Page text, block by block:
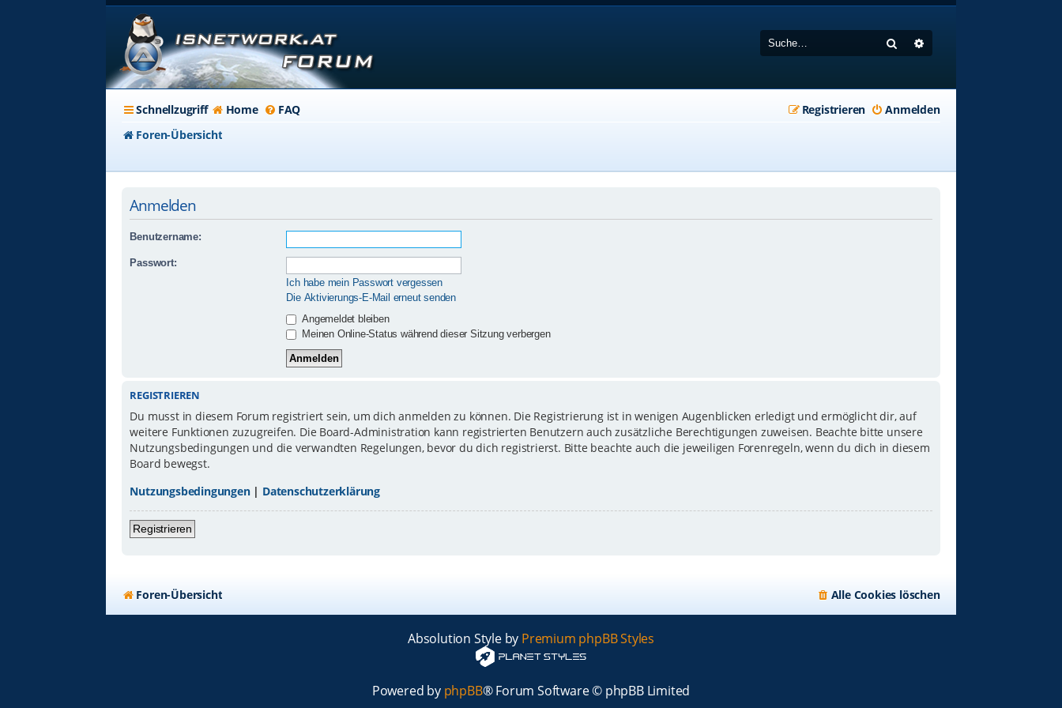
Suche
Schnellzugriff Home FAQ Anmelden
Registrieren
Foren-Übersicht
Anmelden
Benutzername:
Passwort:
Ich habe mein Passwort vergessen
Die Aktivierungs-E-Mail erneut senden
Angemeldet bleiben
Meinen Online-Status während dieser Sitzung verbergen
REGISTRIEREN
Du musst in diesem Forum registriert sein, um dich anmelden zu können. Die Registrierung ist in wenigen Augenblicken erledigt und ermöglicht dir, auf
weitere Funktionen zuzugreifen. Die Board-Administration kann registrierten Benutzern auch zusätzliche Berechtigungen zuweisen. Beachte bitte unsere
Nutzungsbedingungen und die verwandten Regelungen, bevor du dich registrierst. Bitte beachte auch die jeweiligen Forenregeln, wenn du dich in diesem
Board bewegst.
Nutzungsbedingungen| Datenschutzerklärung
Registrieren
Foren-Übersicht Alle Cookies löschen
Absolution Style by Premium phpBB Styles
Powered by phpBB® Forum Software © phpBB Limited